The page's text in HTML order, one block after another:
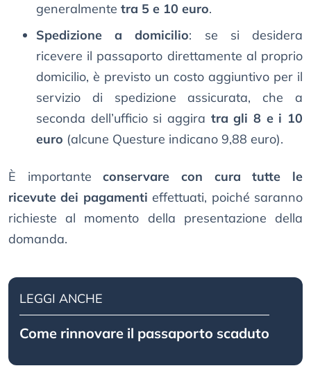
generalmente tra 5 e 10 euro.
Spedizione a domicilio: se si desidera
ricevere il passaporto direttamente al proprio
domicilio, è previsto un costo aggiuntivo per il
servizio di spedizione assicurata, che a
seconda dell’ufficio si aggira tra gli 8 e i 10
euro (alcune Questure indicano 9,88 euro).
È importanteconservare con cura tutte le
ricevute dei pagamenti effettuati, poiché saranno
richieste al momento della presentazione della
domanda.
LEGGI ANCHE
Come rinnovare il passaporto scaduto